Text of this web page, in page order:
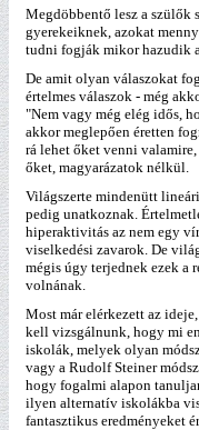
Megdöbbentő lesz a szülők
gyerekeiknek, azokat
tudni fogják mikor hazudik
De amit olyan válaszokat
értelmes válaszok - még
"Nem vagy még elég idős,
akkor meglepően éretten
rá lehet őket venni
őket, magyarázatok nélkül.
Világszerte mindenütt
pedig unatkoznak.
hiperaktivitás az nem egy
viselkedési zavarok. De
mégis úgy terjednek ezek a
volnának.
Most már elérkezett az
kell vizsgálnunk, hogy mi
iskolák, melyek olyan
vagy a Rudolf Steiner
hogy fogalmi alapon
ilyen alternatív iskolákba
fantasztikus eredményeket